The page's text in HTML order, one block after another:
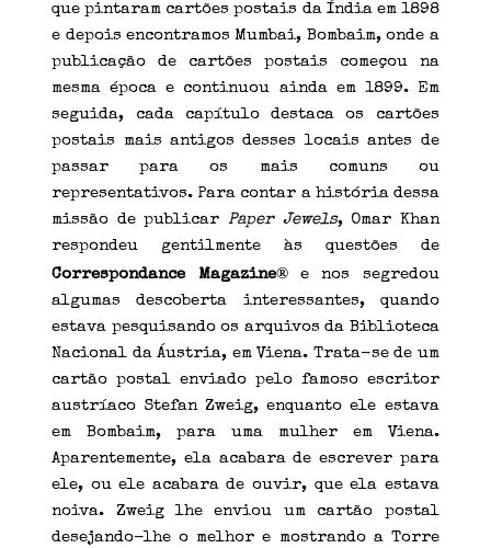
que pintaram cartões postais da Índia em 1898
e depois encontramos Mumbai, Bombaim, onde a
publicação de cartões postais começou na
mesma época e continuou ainda em 1899. Em
seguida, cada capítulo destaca os cartões
postais mais antigos desses locais antes de
passar para os mais comuns ou
representativos. Para contar a história dessa
missão de publicar Paper Jewels, Omar Khan
respondeu gentilmente às questões de
Correspondance Magazine®
e nos segredou
algumas descoberta interessantes, quando
estava pesquisando os arquivos da Biblioteca
Nacional da Áustria, em Viena. Trata-se de um
cartão postal enviado pelo famoso escritor
austríaco Stefan Zweig, enquanto ele estava
em Bombaim, para uma mulher em Viena.
Aparentemente, ela acabara de escrever para
ele, ou ele acabara de ouvir, que ela estava
noiva. Zweig lhe enviou um cartão postal
desejando-lhe o melhor e mostrando a Torre